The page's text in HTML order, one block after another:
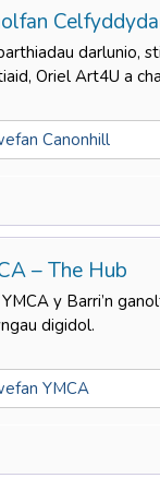
darlunio,
Oriel Art4U a
Canonhill
– The Hub
y Barri’n
digidol.
YMCA